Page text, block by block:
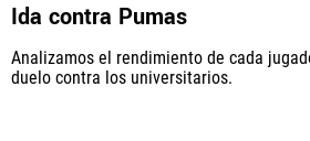
Ida contra Pumas
Analizamos el rendimiento de cada
duelo contra los universitarios.